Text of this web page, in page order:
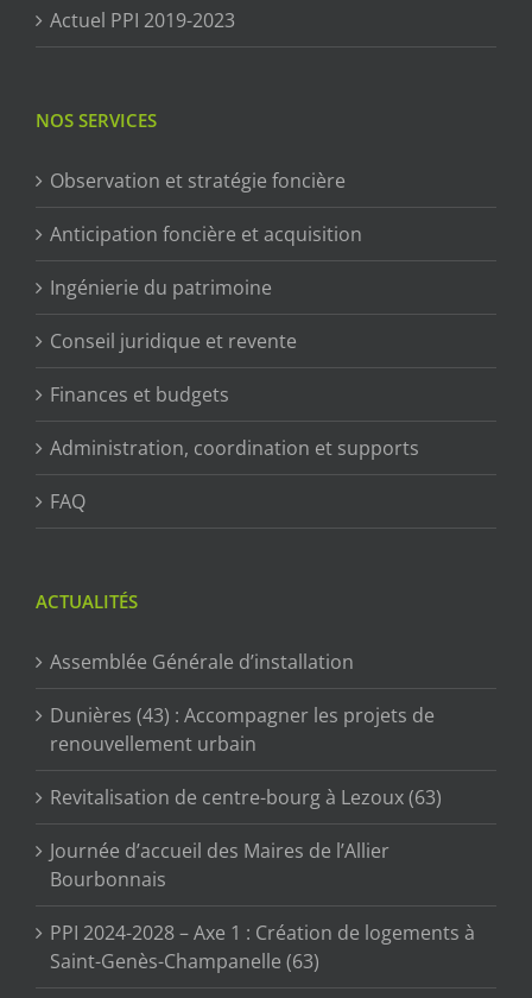
Actuel PPI 2019-2023
NOS SERVICES
Observation et stratégie foncière
Anticipation foncière et acquisition
Ingénierie du patrimoine
Conseil juridique et revente
Finances et budgets
Administration, coordination et supports
FAQ
ACTUALITÉS
Assemblée Générale d’installation
Dunières (43) : Accompagner les projets de
renouvellement urbain
Revitalisation de centre-bourg à Lezoux (63)
Journée d’accueil des Maires de l’Allier
Bourbonnais
PPI 2024-2028 – Axe 1 : Création de logements à
Saint-Genès-Champanelle (63)